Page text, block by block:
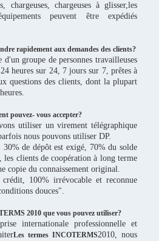
chargeuses, chargeuses à glisser,les
peuvent être expédiés
rapidement aux demandes des clients?
d'un groupe de personnes travailleuses
heures sur 24, 7 jours sur 7, prêtes à
questions des clients, dont la plupart
pouvez- vous accepter?
utiliser un virement télégraphique
nous pouvons utiliser DP.
de dépôt est exigé, 70% du solde
clients de coopération à long terme
copie du connaissement original.
100% irrévocable et reconnue
douces".
2010 que vous pouvez utiliser?
internationale professionnelle et
Les termes INCOTERMS2010, nous